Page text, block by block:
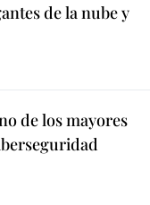
de la nube y
de los mayores